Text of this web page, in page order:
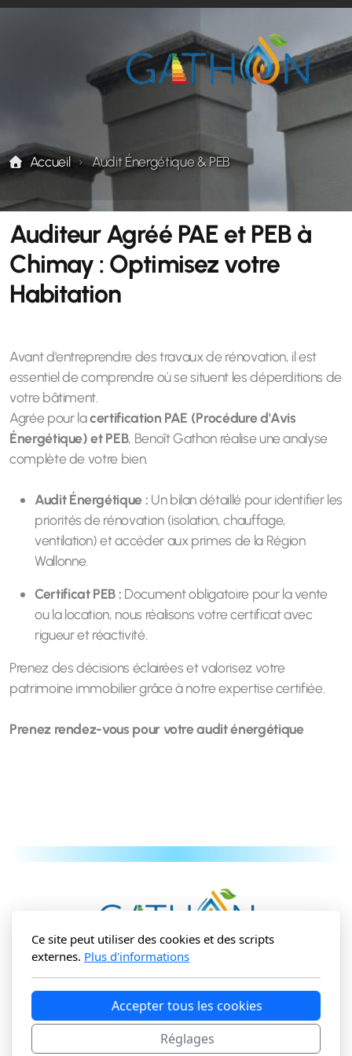
Accueil Audit Énergétique & PEB
Auditeur Agréé PAE et PEB à
Chimay : Optimisez votre
Habitation
Avant d'entreprendre des travaux de rénovation, il est
essentiel de comprendre où se situent les déperditions de
votre bâtiment.
Agrée pour lacertification PAE (Procédure d'Avis
Énergétique) et PEB, Benoît Gathon réalise une analyse
complète de votre bien.
Audit Énergétique : Un bilan détaillé pour identifier les
priorités de rénovation (isolation, chauffage,
ventilation) et accéder aux primes de la Région
Wallonne.
Certificat PEB : Document obligatoire pour la vente
ou la location, nous réalisons votre certificat avec
rigueur et réactivité.
Prenez des décisions éclairées et valorisez votre
patrimoine immobilier grâce à notre expertise certifiée.
Prenez rendez-vous pour votre audit énergétique
GATHON SRL
Rue du Terniaux 103D
B-6460 Villers-la-Tour (Chimay)
GSM : +32 499 540 519
Ce site peut utiliser des cookies et des scripts
externes. Plus d'informations
Accepter tous les cookies
Réglages
Énergies renouvelables
Audit Énergétique & PEB